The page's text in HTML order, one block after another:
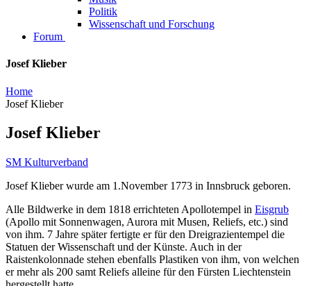
Politik
Wissenschaft und Forschung
Forum
Josef Klieber
Home
Josef Klieber
Josef Klieber
SM Kulturverband
Josef Klieber wurde am 1.November 1773 in Innsbruck geboren.
Alle Bildwerke in dem 1818 errichteten Apollotempel in Eisgrub
(Apollo mit Sonnenwagen, Aurora mit Musen, Reliefs, etc.) sind
von ihm. 7 Jahre später fertigte er für den Dreigrazientempel die
Statuen der Wissenschaft und der Künste. Auch in der
Raistenkolonnade stehen ebenfalls Plastiken von ihm, von welchen
er mehr als 200 samt Reliefs alleine für den Fürsten Liechtenstein